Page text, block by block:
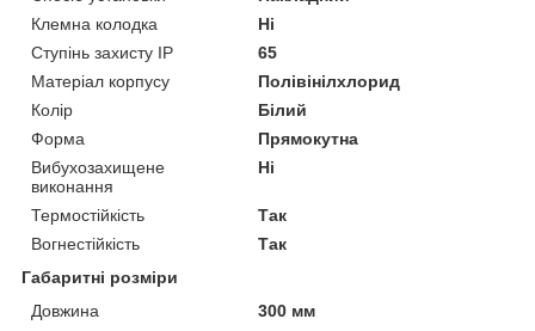
Клемна колодка
Ні
Ступінь захисту IP
65
Матеріал корпусу
Полівінілхлорид
Колір
Білий
Форма
Прямокутна
Вибухозахищене
виконання
Ні
Термостійкість
Так
Вогнестійкість
Так
Габаритні розміри
Довжина
300 мм